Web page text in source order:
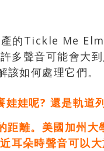
產的Tickle Me
多聲音可能會大
如何處理它們。
娃呢? 還是軌道
距離。美國加州大
耳朵時聲音可以